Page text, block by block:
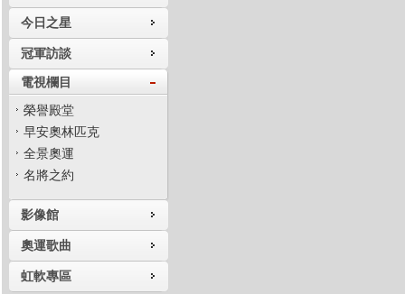
今日之星
冠軍訪談
電視欄目
榮譽殿堂
早安奧林匹克
全景奧運
名將之約
影像館
奧運歌曲
虹軟專區